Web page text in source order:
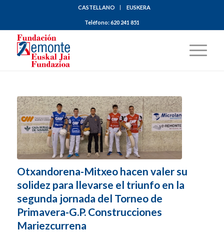
CASTELLANO EUSKERA
Teléfono:620 241 851
Otxandorena-Mitxeo hacen valer su
solidez para llevarse el triunfo en la
segunda jornada del Torneo de
Primavera-G.P. Construcciones
Mariezcurrena